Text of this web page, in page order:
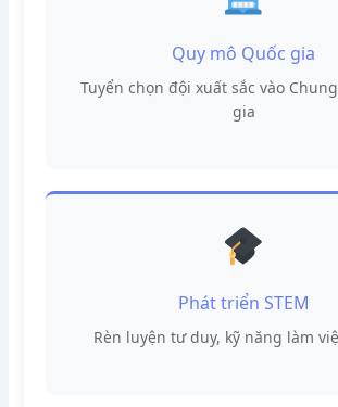
Quy mô Quốc gia
Tuyển chọn đội xuất sắc vào
gia
Phát triển STEM
Rèn luyện tư duy, kỹ năng làm